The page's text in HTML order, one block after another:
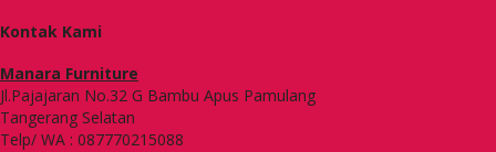
Kontak Kami
Manara Furniture
Jl.Pajajaran No.32 G Bambu Apus Pamulang
Tangerang Selatan
Telp/ WA : 087770215088